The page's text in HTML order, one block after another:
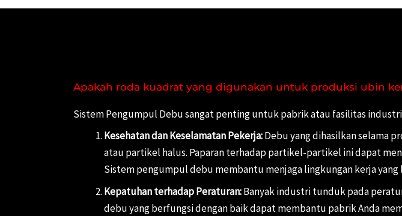
Apakah roda kuadrat yang digunakan untuk produksi ubin
Sistem Pengumpul Debu sangat penting untuk pabrik atau fasilitas
Kesehatan dan Keselamatan Pekerja:Debu yang dihasilkan selama
atau partikel halus. Paparan terhadap partikel-partikel ini dapat
Sistem pengumpul debu membantu menjaga lingkungan kerja yang
Kepatuhan terhadap Peraturan:Banyak industri tunduk pada
debu yang berfungsi dengan baik dapat membantu pabrik Anda